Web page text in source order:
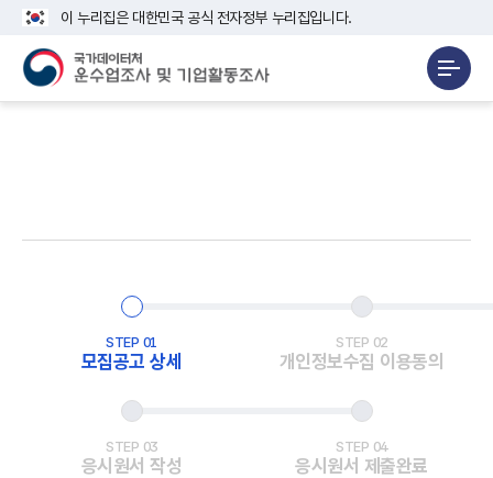
이 누리집은 대한민국 공식 전자정부 누리집입니다.
STEP 01
모집공고 상세
STEP 02
개인정보수집 이용동의
STEP 03
응시원서 작성
STEP 04
응시원서 제출완료